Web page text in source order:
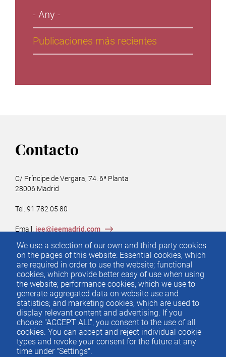
We use a selection of our own and third-party cookies
on the pages of this website: Essential cookies, which
are required in order to use the website; functional
cookies, which provide better easy of use when using
the website; performance cookies, which we use to
generate aggregated data on website use and
statistics; and marketing cookies, which are used to
display relevant content and advertising. If you
choose "ACCEPT ALL", you consent to the use of all
cookies. You can accept and reject individual cookie
types and revoke your consent for the future at any
time under "Settings".
- Any -
Publicaciones más recientes
Contacto
C/ Príncipe de Vergara, 74. 6ª Planta
28006 Madrid
Tel. 91 782 05 80
Email. iee@ieemadrid.com
Menú
del
pie
Contacto
Menu
footer
ACTUALIDAD
IEE
PUBLICACIONES
IDEAS Y PENSAMIENTO